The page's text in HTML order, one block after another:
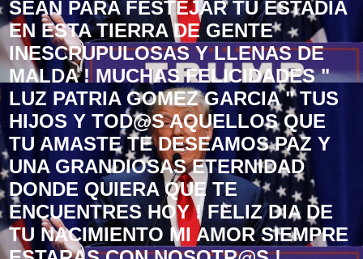
SEAN PARA FESTEJAR TU ESTADIA
EN ESTA TIERRA DE GENTE
INESCRUPULOSAS Y LLENAS DE
MALDA ! MUCHAS FELICIDADES "
LUZ PATRIA GOMEZ GARCIA " TUS
HIJOS Y TOD@S AQUELLOS QUE
TU AMASTE TE DESEAMOS PAZ Y
UNA GRANDIOSAS ETERNIDAD
DONDE QUIERA QUE TE
ENCUENTRES HOY ! FELIZ DIA DE
TU NACIMIENTO MI AMOR SIEMPRE